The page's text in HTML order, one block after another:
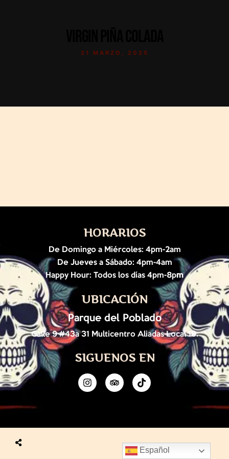
21 MARZO, 2025
HORARIOS
De Domingo a Miércoles: 4pm-2am
De Jueves a Sábado: 4pm-4am
Happy Hour: Todos los días 4pm-8pm
UBICACIÓN
Parque del Poblado
Calle 9 #43a 31 Multicentro Aliadas Local 19.
SIGUENOS EN
Español